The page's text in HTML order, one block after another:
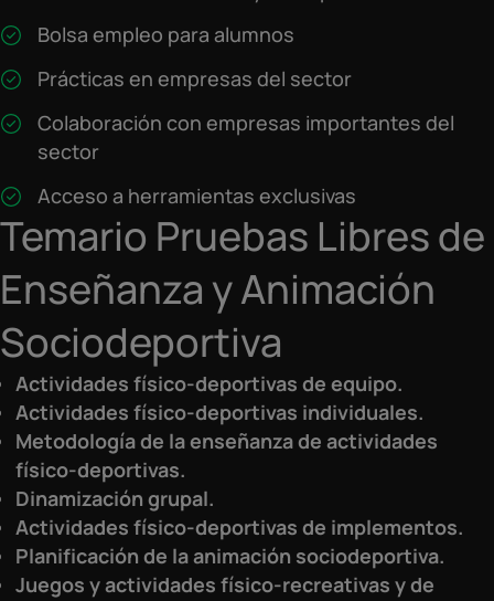
Bolsa empleo para alumnos
Prácticas en empresas del sector
Colaboración con empresas importantes del
sector
Acceso a herramientas exclusivas
Temario Pruebas Libres de
Enseñanza y Animación
Sociodeportiva
Actividades físico-deportivas de equipo.
Actividades físico-deportivas individuales.
Metodología de la enseñanza de actividades
físico-deportivas.
Dinamización grupal.
Actividades físico-deportivas de implementos.
Planificación de la animación sociodeportiva.
Juegos y actividades físico-recreativas y de